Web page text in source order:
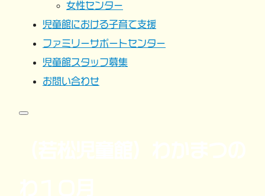
女性センター
児童館における子育て支援
ファミリーサポートセンター
児童館スタッフ募集
お問い合わせ